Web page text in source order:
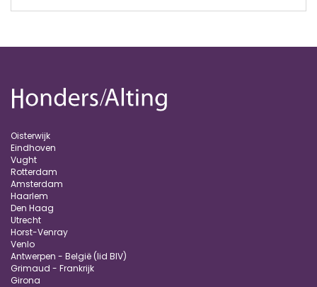
Oisterwijk
Eindhoven
Vught
Rotterdam
Amsterdam
Haarlem
Den Haag
Utrecht
Horst-Venray
Venlo
Antwerpen - België (lid BIV)
Grimaud - Frankrijk
Girona